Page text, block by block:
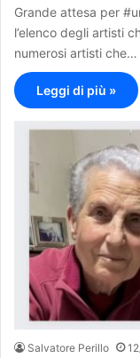
Grande attesa per
l’elenco degli artisti
numerosi artisti che…
Leggi di più »
Salvatore Perillo